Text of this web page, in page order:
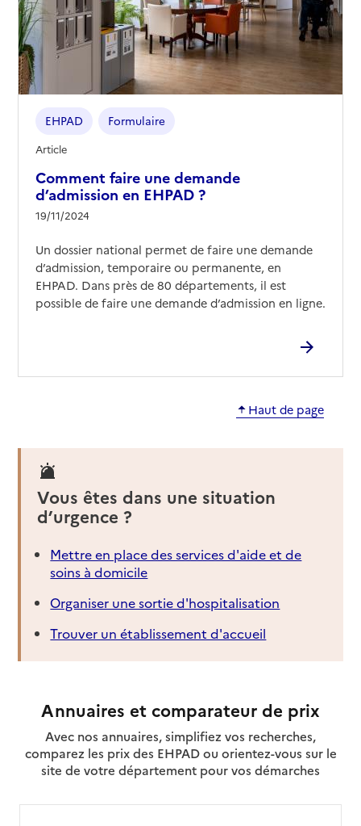
Comment faire une demande
d’admission en EHPAD ?
19/11/2024
EHPAD Formulaire
Article
Un dossier national permet de faire une demande
d’admission, temporaire ou permanente, en
EHPAD. Dans près de 80 départements, il est
possible de faire une demande d’admission en ligne.
Haut de page
Vous êtes dans une situation
d’urgence ?
Mettre en place des services d'aide et de
soins à domicile
Organiser une sortie d'hospitalisation
Trouver un établissement d'accueil
Annuaires et comparateur de prix
Avec nos annuaires, simplifiez vos recherches,
comparez les prix des EHPAD ou orientez-vous sur le
site de votre département pour vos démarches